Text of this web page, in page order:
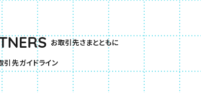
お取引先さまとともに
引先ガイドライン